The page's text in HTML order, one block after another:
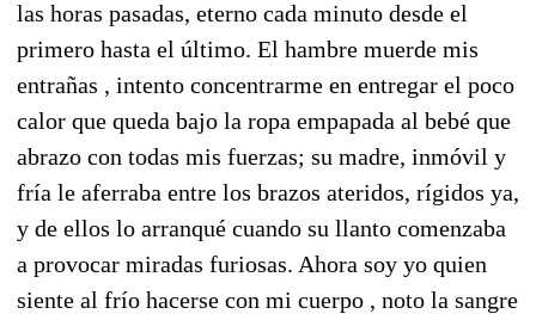
las horas pasadas, eterno cada minuto desde el
primero hasta el último. El hambre muerde mis
entrañas , intento concentrarme en entregar el poco
calor que queda bajo la ropa empapada al bebé que
abrazo con todas mis fuerzas; su madre, inmóvil y
fría le aferraba entre los brazos ateridos, rígidos ya,
y de ellos lo arranqué cuando su llanto comenzaba
a provocar miradas furiosas. Ahora soy yo quien
siente al frío hacerse con mi cuerpo , noto la sangre